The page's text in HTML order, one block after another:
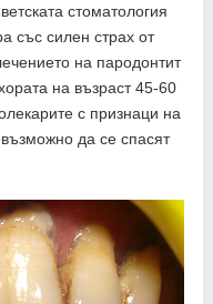
стоматология
със силен страх от
на пародонтит
на възраст 45-60
с признаци на
да се спасят